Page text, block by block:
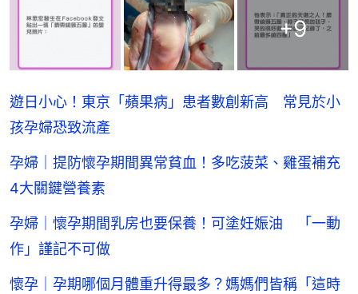
+9
遊日小心！東京「蘋果病」患者數創新高 常見於小
孩孕婦恐致流產
孕婦｜提防懷孕期間異常貧血！多吃菠菜、雞蛋補充
4大關鍵營養素
孕婦｜懷孕期間乳房也要保養！可塗妊娠油 「一動
作」謹記不可做
懷孕｜孕期哪個月體重升得最多？媽媽們皆稱「這時